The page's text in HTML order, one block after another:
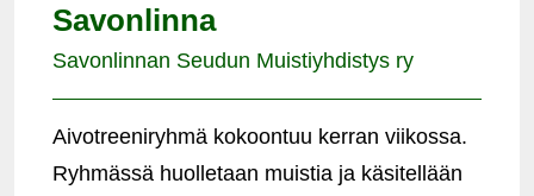
Savonlinna
Savonlinnan Seudun Muistiyhdistys ry
Aivotreeniryhmä kokoontuu kerran viikossa.
Ryhmässä huolletaan muistia ja käsitellään